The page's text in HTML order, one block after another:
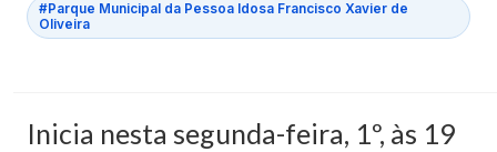
#Parque Municipal da Pessoa Idosa Francisco Xavier de
Oliveira
Inicia nesta segunda-feira, 1º, às 19